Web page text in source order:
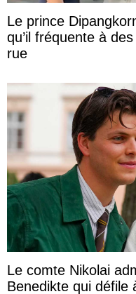
Le prince
qu’il fréquente à
rue
Le comte Nikolai
Benedikte qui défile